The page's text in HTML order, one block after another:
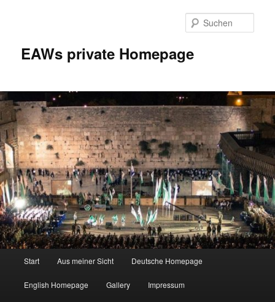
EAWs private Homepage
Start Aus meiner Sicht Deutsche Homepage
English Homepage Gallery Impressum